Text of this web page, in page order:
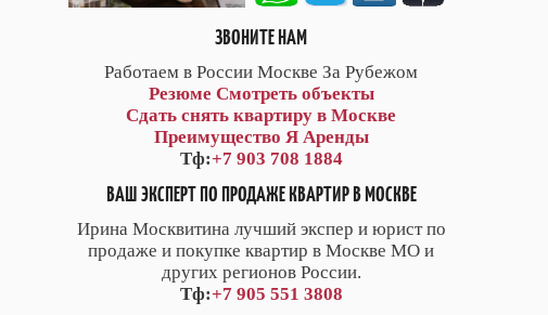
ЗВОНИТЕ НАМ
Работаем в России Москве За Рубежом
Резюме Смотреть объекты
Сдать снять квартиру в Москве
Преимущество Я Аренды
Тф:+7 903 708 1884
ВАШ ЭКСПЕРТ ПО ПРОДАЖЕ КВАРТИР В МОСКВЕ
Ирина Москвитина лучший экспер и юрист по
продаже и покупке квартир в Москве МО и
других регионов России.
Тф:+7 905 551 3808